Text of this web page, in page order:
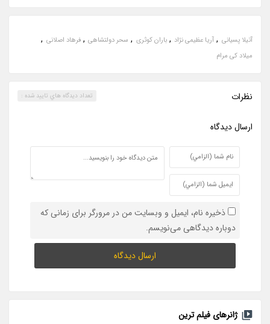
آتیلا پسیانی , آریا عظیمی نژاد ,باران کوثری , سحر دولتشاهی ,فرهاد اصلانی ,
میلاد کی مرام
نظرات تعداد ديدگاه هاي تاييد شده :
ارسال ديدگاه
ذخیره نام، ایمیل و وبسایت من در مرورگر برای زمانی که
دوباره دیدگاهی می‌نویسم.
ژانرهای فیلم ترین